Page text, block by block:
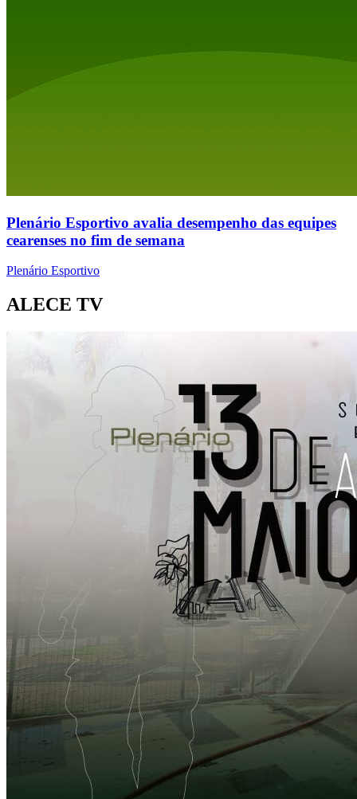
Plenário Esportivo avalia desempenho das equipes
cearenses no fim de semana
Plenário Esportivo
ALECE TV